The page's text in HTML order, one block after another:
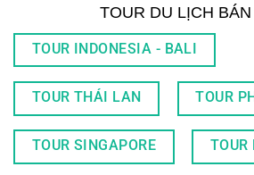
TOUR DU LỊCH
TOUR INDONESIA - BALI
TOUR THÁI LAN TOUR
TOUR SINGAPORE TOUR